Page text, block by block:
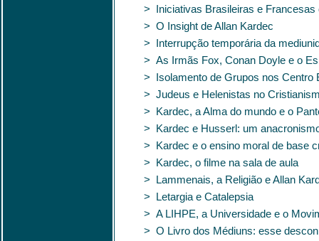
> Iniciativas Brasileiras e
> O Insight de Allan Kardec
> Interrupção temporária da
> As Irmãs Fox, Conan Doyle e o
> Isolamento de Grupos nos Centro
> Judeus e Helenistas no
> Kardec, a Alma do mundo e o
> Kardec e Husserl: um
> Kardec e o ensino moral de base
> Kardec, o filme na sala de aula
> Lammenais, a Religião e Allan
> Letargia e Catalepsia
> A LIHPE, a Universidade e o
> O Livro dos Médiuns: esse